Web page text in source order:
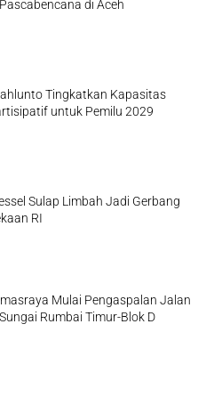
di Aceh
Tingkatkan Kapasitas
untuk Pemilu 2029
Sulap Limbah Jadi Gerbang
RI
Mulai Pengaspalan Jalan
Rumbai Timur-Blok D